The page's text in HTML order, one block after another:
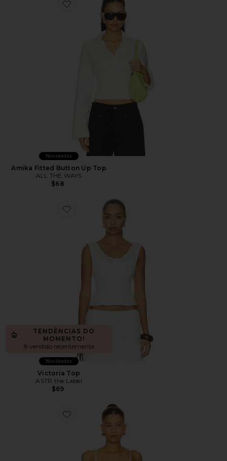
Favorite Amika Fitted Button Up Top
Novidades
Amika Fitted Button Up Top
ALL THE WAYS
$68
Favorite Victoria Top
TENDÊNCIAS DO
MOMENTO!
8 vendido recentemente
Novidades
Victoria Top
ASTR the Label
$69
Favorite Talco Long Camisole